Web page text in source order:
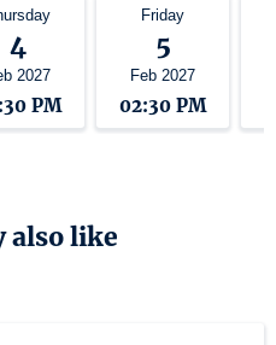
4
2027
PM
Friday
5
Feb 2027
02:30 PM
also like